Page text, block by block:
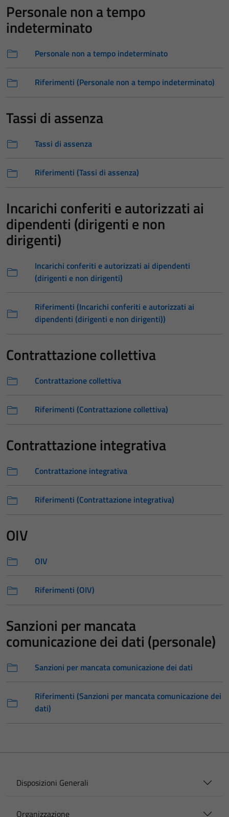
Personale non a tempo
indeterminato
Personale non a tempo indeterminato
Riferimenti (Personale non a tempo indeterminato)
Tassi di assenza
Tassi di assenza
Riferimenti (Tassi di assenza)
Incarichi conferiti e autorizzati ai
dipendenti (dirigenti e non
dirigenti)
Incarichi conferiti e autorizzati ai dipendenti
(dirigenti e non dirigenti)
Riferimenti (Incarichi conferiti e autorizzati ai
dipendenti (dirigenti e non dirigenti))
Contrattazione collettiva
Contrattazione collettiva
Riferimenti (Contrattazione collettiva)
Contrattazione integrativa
Contrattazione integrativa
Riferimenti (Contrattazione integrativa)
OIV
OIV
Riferimenti (OIV)
Sanzioni per mancata
comunicazione dei dati (personale)
Sanzioni per mancata comunicazione dei dati
Riferimenti (Sanzioni per mancata comunicazione dei
dati)
Disposizioni Generali
Organizzazione